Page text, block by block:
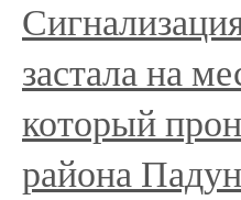
застала на
который
района